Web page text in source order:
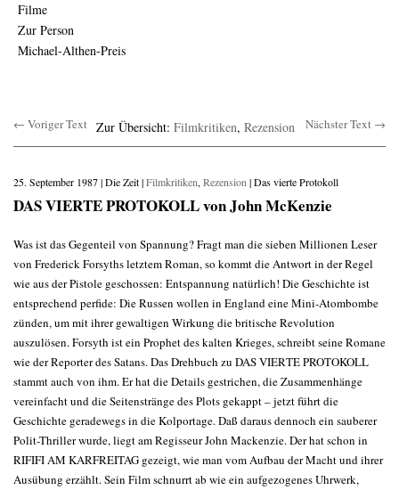
Filme
Zur Person
Michael-Althen-Preis
← Voriger Text Zur Übersicht: Filmkritiken, Rezension Nächster Text →
25. September 1987 | Die Zeit |Filmkritiken, Rezension | Das vierte Protokoll
DAS VIERTE PROTOKOLL von John McKenzie
Was ist das Gegenteil von Spannung? Fragt man die sieben Millionen Leser
von Frederick Forsyths letztem Roman, so kommt die Antwort in der Regel
wie aus der Pistole geschossen: Entspannung natürlich! Die Geschichte ist
entsprechend perfide: Die Russen wollen in England eine Mini-Atombombe
zünden, um mit ihrer gewaltigen Wirkung die britische Revolution
auszulösen. Forsyth ist ein Prophet des kalten Krieges, schreibt seine Romane
wie der Reporter des Satans. Das Drehbuch zu DAS VIERTE PROTOKOLL
stammt auch von ihm. Er hat die Details gestrichen, die Zusammenhänge
vereinfacht und die Seitenstränge des Plots gekappt – jetzt führt die
Geschichte geradewegs in die Kolportage. Daß daraus dennoch ein sauberer
Polit-Thriller wurde, liegt am Regisseur John Mackenzie. Der hat schon in
RIFIFI AM KARFREITAG gezeigt, wie man vom Aufbau der Macht und ihrer
Ausübung erzählt. Sein Film schnurrt ab wie ein aufgezogenes Uhrwerk,